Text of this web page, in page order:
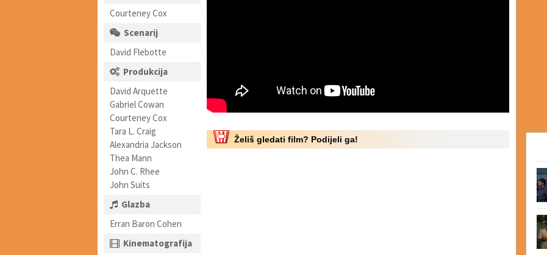
Courteney Cox
Scenarij
David Flebotte
Produkcija
David Arquette
Gabriel Cowan
Courteney Cox
Tara L. Craig
Alexandria Jackson
Thea Mann
John C. Rhee
John Suits
Glazba
Erran Baron Cohen
Kinematografija
Želiš gledati film? Podijeli ga!